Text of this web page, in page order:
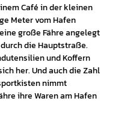
Café in der kleinen
Meter vom Hafen
große Fähre angelegt
die Hauptstraße.
und Koffern
her. Und auch die Zahl
nimmt
ihre Waren am Hafen